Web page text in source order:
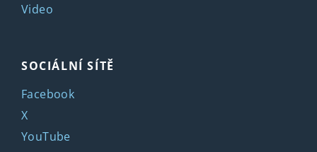
Video
SOCIÁLNÍ SÍTĚ
Facebook
X
YouTube